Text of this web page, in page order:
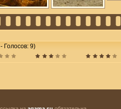
Голосов: 9)